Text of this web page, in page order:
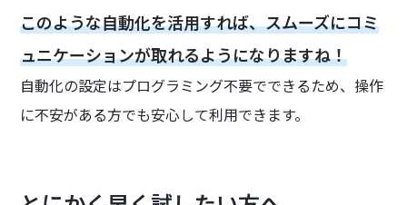
このような自動化を活用すれば、スムーズにコミ
ュニケーションが取れるようになりますね！
自動化の設定はプログラミング不要でできるため、操作
に不安がある方でも安心して利用できます。